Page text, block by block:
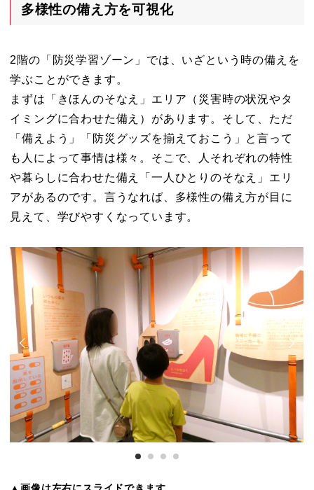
多様性の備え方を可視化
2階の「防災学習ゾーン」では、いざという時の備えを
学ぶことができます。
まずは「きほんのそなえ」エリア（災害時の状況やタ
イミングに合わせた備え）があります。そして、ただ
「備えよう」「防災グッズを揃えておこう」と言って
も人によって事情は様々。そこで、人それぞれの特性
や暮らしに合わせた備え「一人ひとりのそなえ」エリ
アがあるのです。言うなれば、多様性の備え方が目に
見えて、学びやすくなっています。